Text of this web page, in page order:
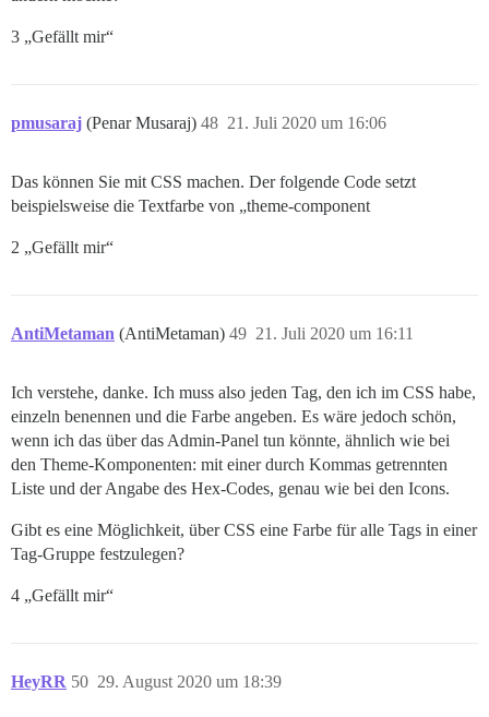
3 „Gefällt mir“
pmusaraj (Penar Musaraj) 21. Juli 2020 um 16:06
48
Das können Sie mit CSS machen. Der folgende Code setzt
beispielsweise die Textfarbe von „theme-component
2 „Gefällt mir“
AntiMetaman (AntiMetaman) 21. Juli 2020 um 16:11
49
Ich verstehe, danke. Ich muss also jeden Tag, den ich im CSS habe,
einzeln benennen und die Farbe angeben. Es wäre jedoch schön,
wenn ich das über das Admin-Panel tun könnte, ähnlich wie bei
den Theme-Komponenten: mit einer durch Kommas getrennten
Liste und der Angabe des Hex-Codes, genau wie bei den Icons.
Gibt es eine Möglichkeit, über CSS eine Farbe für alle Tags in einer
Tag-Gruppe festzulegen?
4 „Gefällt mir“
HeyRR 29. August 2020 um 18:39
50